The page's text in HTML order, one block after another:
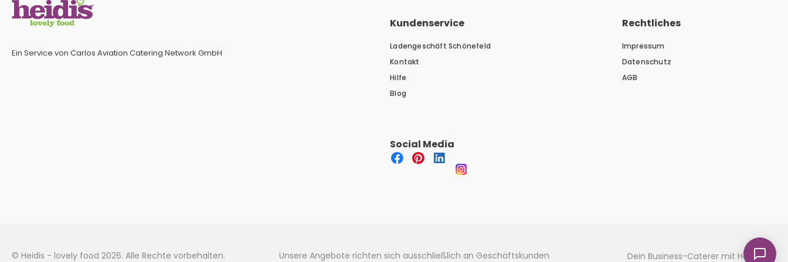
Ein Service von Carlos Aviation Catering Network GmbH
Kundenservice
Ladengeschäft Schönefeld
Kontakt
Hilfe
Blog
Rechtliches
Impressum
Datenschutz
AGB
Social Media
© Heidis - lovely food 2026. Alle Rechte vorbehalten. Unsere Angebote richten sich ausschließlich an Geschäftskunden Dein Business-Caterer mit Herz